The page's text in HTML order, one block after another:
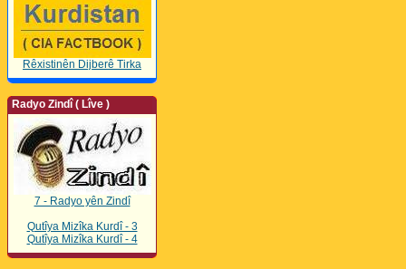
Rêxistinên Dijberê Tirka
Radyo Zindî ( Lîve )
7 - Radyo yên Zindî
Qutîya Mizîka Kurdî - 3
Qutîya Mizîka Kurdî - 4